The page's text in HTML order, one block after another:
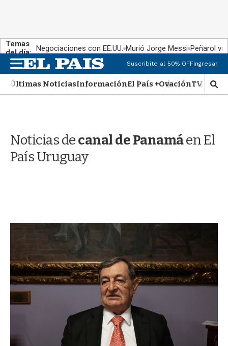
Temas
del día: Negociaciones con EE.UU. Murió Jorge Messi Peñarol
M
e
n
u
Suscribite al 50% OFFIngresar
Últimas NoticiasInformaciónEl País +OvaciónTV Show
M
o
d
Noticias decanal de Panamáen El
País Uruguay